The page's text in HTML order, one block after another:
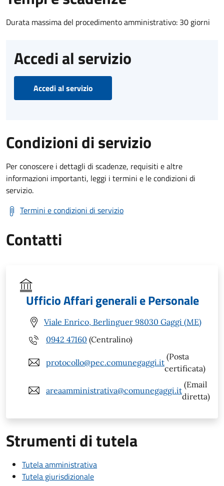
Durata massima del procedimento amministrativo: 30 giorni
Accedi al servizio
Accedi al servizio
Condizioni di servizio
Per conoscere i dettagli di scadenze, requisiti e altre
informazioni importanti, leggi i termini e le condizioni di
servizio.
Termini e condizioni di servizio
Contatti
Ufficio Affari generali e Personale
Viale Enrico, Berlinguer 98030 Gaggi (ME)
0942 47160 (Centralino)
protocollo@pec.comunegaggi.it
(Posta
certificata)
areaamministrativa@comunegaggi.it
(Email
diretta)
Strumenti di tutela
Tutela amministrativa
Tutela giurisdizionale